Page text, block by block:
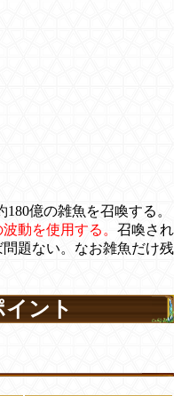
億の雑魚を召喚する。
動を使用する。 召喚され
題ない。なお雑魚だけ残
ント